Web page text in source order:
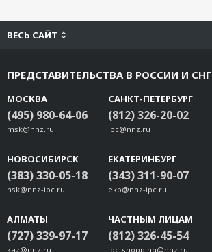
ВЕСЬ САЙТ
ПРЕДСТАВИТЕЛЬСТВА В РОССИИ И СНГ
МОСКВА
(495) 980-64-06
msk@nnz.ru
САНКТ-ПЕТЕРБУРГ
(812) 326-20-02
ipc@nnz.ru
НОВОСИБИРСК
(383) 330-05-18
nsk@nnz-ipc.ru
ЕКАТЕРИНБУРГ
(343) 311-90-07
ekb@nnz-ipc.ru
АЛМАТЫ
(727) 339-97-17
kaz@nnz.ru
ЧАСТНЫМ ЛИЦАМ
(812) 326-45-54
ipc-shopping@nnz.ru